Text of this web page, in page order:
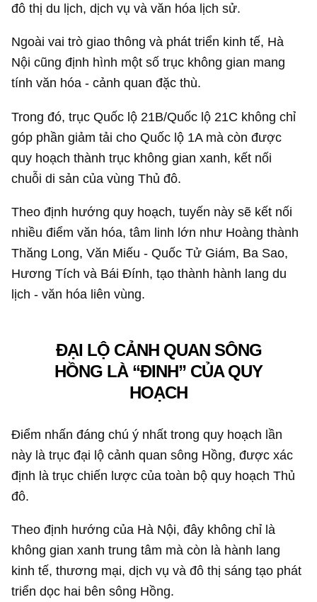
đô thị du lịch, dịch vụ và văn hóa lịch sử.
Ngoài vai trò giao thông và phát triển kinh tế, Hà
Nội cũng định hình một số trục không gian mang
tính văn hóa - cảnh quan đặc thù.
Trong đó, trục Quốc lộ 21B/Quốc lộ 21C không chỉ
góp phần giảm tải cho Quốc lộ 1A mà còn được
quy hoạch thành trục không gian xanh, kết nối
chuỗi di sản của vùng Thủ đô.
Theo định hướng quy hoạch, tuyến này sẽ kết nối
nhiều điểm văn hóa, tâm linh lớn như Hoàng thành
Thăng Long, Văn Miếu - Quốc Tử Giám, Ba Sao,
Hương Tích và Bái Đính, tạo thành hành lang du
lịch - văn hóa liên vùng.
ĐẠI LỘ CẢNH QUAN SÔNG
HỒNG LÀ “ĐINH” CỦA QUY
HOẠCH
Điểm nhấn đáng chú ý nhất trong quy hoạch lần
này là trục đại lộ cảnh quan sông Hồng, được xác
định là trục chiến lược của toàn bộ quy hoạch Thủ
đô.
Theo định hướng của Hà Nội, đây không chỉ là
không gian xanh trung tâm mà còn là hành lang
kinh tế, thương mại, dịch vụ và đô thị sáng tạo phát
triển dọc hai bên sông Hồng.